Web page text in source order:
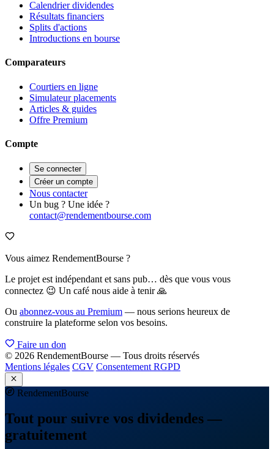
Calendrier dividendes
Résultats financiers
Splits d'actions
Introductions en bourse
Comparateurs
Courtiers en ligne
Simulateur placements
Articles & guides
Offre Premium
Compte
Se connecter
Créer un compte
Nous contacter
Un bug ? Une idée ?
contact@rendementbourse.com
Vous aimez RendementBourse ?
Le projet est indépendant et sans pub… dès que vous vous
connectez 😉 Un café nous aide à tenir 🙏
Ou abonnez-vous au Premium — nous serions heureux de
construire la plateforme selon vos besoins.
Faire un don
© 2026 RendementBourse — Tous droits réservés
Mentions légales CGV Consentement RGPD
RendementBourse
Tout pour suivre vos dividendes —
gratuitement